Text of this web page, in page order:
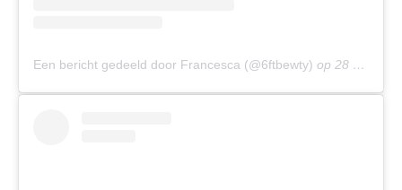
Een bericht gedeeld door Francesca (@6ftbewty) op 28 Mei 2019 om 5:12 (PDT)